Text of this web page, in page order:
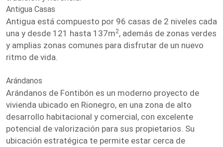
Antigua Casas
Antigua está compuesto por 96 casas de 2 niveles cada
una y desde 121 hasta 137m2, además de zonas verdes
y amplias zonas comunes para disfrutar de un nuevo
ritmo de vida.
Arándanos
Arándanos de Fontibón es un moderno proyecto de
vivienda ubicado en Rionegro, en una zona de alto
desarrollo habitacional y comercial, con excelente
potencial de valorización para sus propietarios. Su
ubicación estratégica te permite estar cerca de